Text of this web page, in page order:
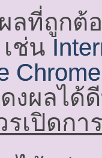
ลที่ถูกต้
เช่น
งผลได้
รเปิดกา